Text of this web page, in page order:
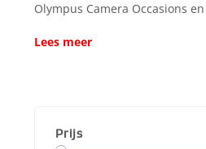
Olympus Camera Occasions
Lees meer
Prijs